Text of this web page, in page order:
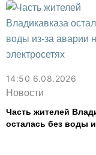
14:50 6.08.2026
Новости
Часть жителей
осталась без воды